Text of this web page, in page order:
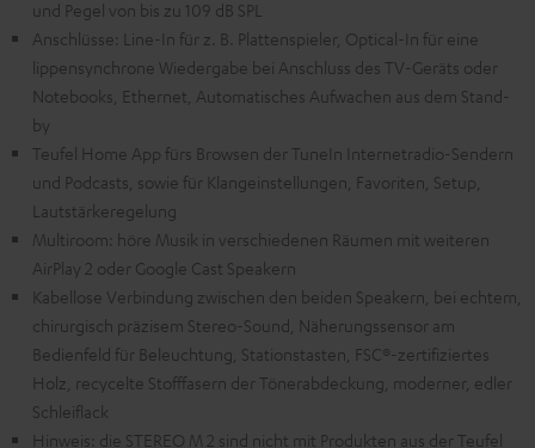
und Pegel von bis zu 109 dB SPL
Anschlüsse: Line-In für z. B. Plattenspieler, Optical-In für eine
lippensynchrone Wiedergabe bei Anschluss des TV-Geräts oder
Notebooks, Ethernet, Automatisches Aufwachen aus dem Stand-
by
Teufel Home App fürs Browsen der TuneIn Internetradio-Sendern
und Podcasts, sowie für Klangeinstellungen, Favoriten, Setup,
Lautstärkeregelung
Multiroom: höre Musik in verschiedenen Räumen mit weiteren
AirPlay 2 oder Google Cast Speakern
Kabellose Verbindung zwischen den beiden Speakern, bei echtem,
chirurgisch präzisem Stereo-Sound, Näherungssensor am
Bedienfeld für Beleuchtung, Stationstasten, FSC®-zertifiziertes
Holz, recycelte Stofffasern der Tönerabdeckung, moderner, edler
Schleiflack
Hinweis: die STEREO M 2 sind nicht mit Produkten aus der Teufel